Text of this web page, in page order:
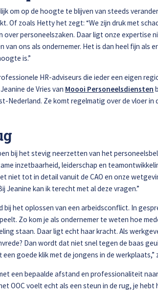
om op de hoogte te blijven van steeds
Of zoals Hetty het zegt: “We zijn druk met
over personeelszaken. Daar ligt onze expertise
van ons als ondernemer. Het is dan heel fijn als
is.”
HR-adviseurs die ieder een eigen
de Vries van Moooi Personeelsdiensten
Nederland. Ze komt regelmatig over de vloer in
bij het stevig neerzetten van het
inzetbaarheid, leiderschap en
niet tot in detail vanuit de CAO en onze
Jeanine kan ik terecht met al deze vragen.”
bij het oplossen van een arbeidsconflict. In
Zo kom je als ondernemer te weten hoe
staan. Daar ligt echt haar kracht. Als
Dan wordt dat niet snel tegen de baas
een goede klik met de jongens in de
een bepaalde afstand en professionaliteit
OOC voelt echt als een steun in de rug, je hebt